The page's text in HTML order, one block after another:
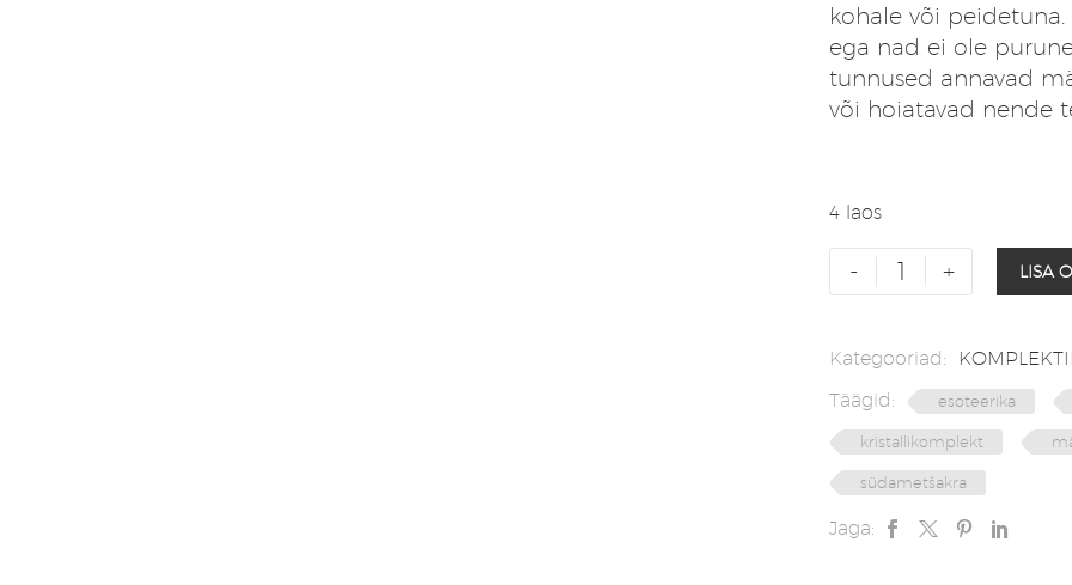
kohale või
ega nad ei ole
tunnused annavad
või hoiatavad nende
4 laos
-
Kristallikomplekt
Tingimusteta
kogus
+ LISA
Kategooriad:
Täägid:
esoteerika
kristallikomplekt
südametšakra
Jaga: